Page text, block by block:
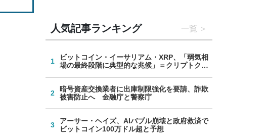
人気記事ランキング 一覧
1
ビットコイン・イーサリアム・XRP、「弱気相
場の最終段階に典型的な兆候」＝クリプトクア
2
暗号資産交換業者に出庫制限強化を要請、詐欺
被害防止へ 金融庁と警察庁
3
アーサー・ヘイズ、AIバブル崩壊と政府救済で
ビットコイン100万ドル超と予想